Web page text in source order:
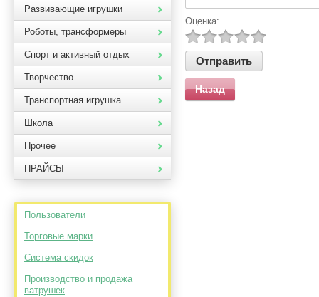
Развивающие игрушки
Роботы, трансформеры
Спорт и активный отдых
Творчество
Транспортная игрушка
Школа
Прочее
ПРАЙСЫ
Пользователи
Торговые марки
Система скидок
Производство и продажа
ватрушек
Оценка:
Назад